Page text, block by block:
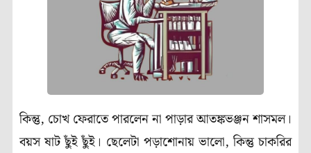
কিন্তু, চোখ ফেরাতে পারলেন না পাড়ার আতঙ্কভঞ্জন শাসমল।
বয়স ষাট ছুঁই ছুঁই। ছেলেটা পড়াশোনায় ভালো, কিন্তু চাকরির